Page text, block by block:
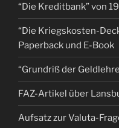
“Die Kreditbank” von
“Die Kriegskosten-
Paperback und E-Book
“Grundriß der
FAZ-Artikel über
Aufsatz zur Valuta-